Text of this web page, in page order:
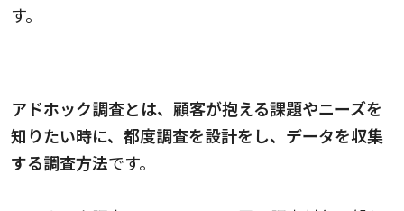
す。
アドホック調査とは、顧客が抱える課題やニーズを
知りたい時に、都度調査を設計をし、データを収集
する調査方法です。